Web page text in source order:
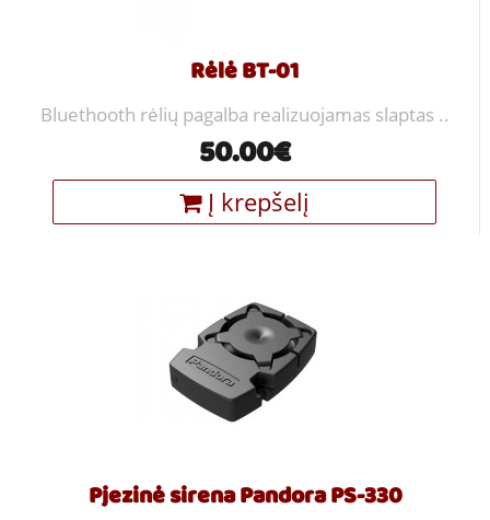
Rėlė BT-01
Bluethooth rėlių pagalba realizuojamas slaptas ..
50.00€
Į krepšelį
Pjezinė sirena Pandora PS-330